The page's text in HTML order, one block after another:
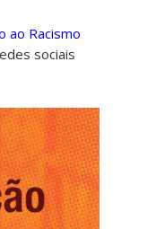
ao Racismo
sociais